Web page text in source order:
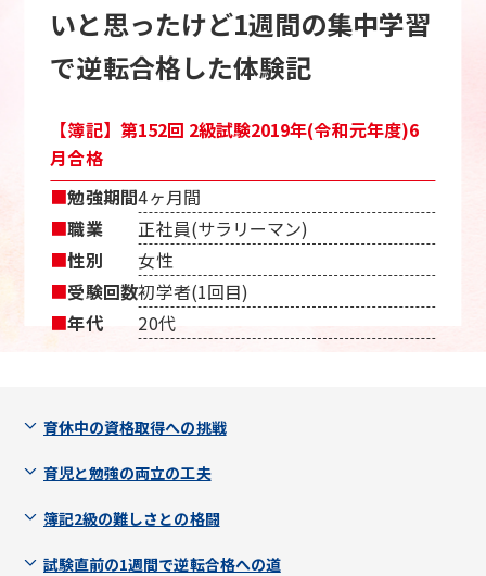
いと思ったけど1週間の集中学習
で逆転合格した体験記
【簿記】第152回 2級試験2019年(令和元年度)6
月合格
■勉強期間4ヶ月間
■職業
正社員(サラリーマン)
■性別
女性
■受験回数初学者(1回目)
■年代 20代
育休中の資格取得への挑戦
育児と勉強の両立の工夫
簿記2級の難しさとの格闘
試験直前の1週間で逆転合格への道